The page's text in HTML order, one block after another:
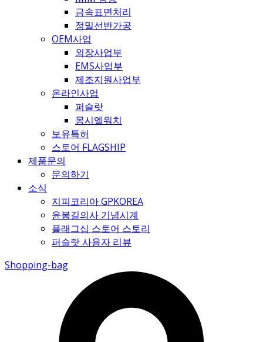
금속표면처리
정밀선반가공
OEM사업
외장사업부
EMS사업부
제조지원사업부
온라인사업
퍼슬랏
몽시엘워치
보유특허
스토어 FLAGSHIP
제품문의
문의하기
소식
지피코리아 GPKOREA
윤봉길의사 기념시계
플래그십 스토어 스토리
퍼슬랏 사용자 리뷰
Shopping-bag